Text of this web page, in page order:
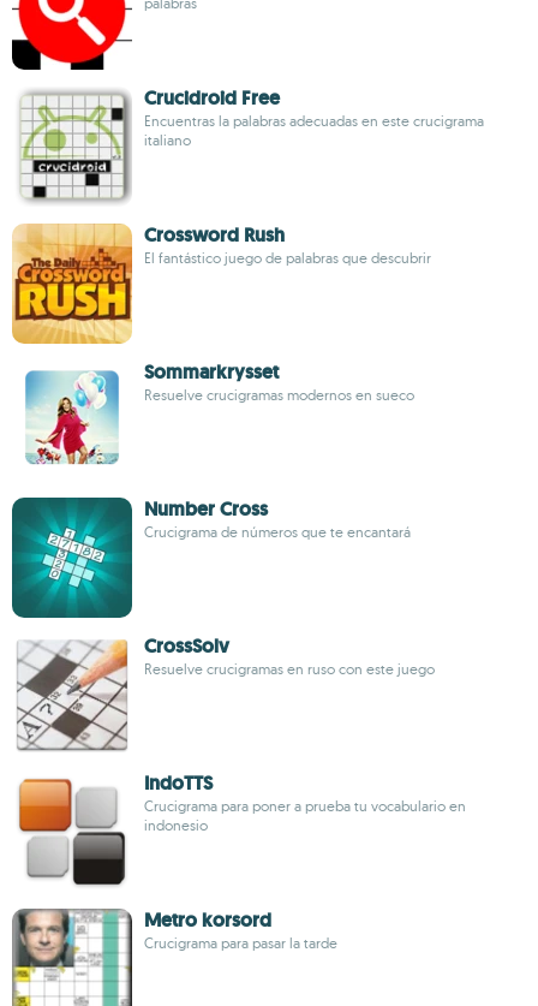
Crucidroid Free
Encuentras la palabras adecuadas en este crucigrama
italiano
Crossword Rush
El fantástico juego de palabras que descubrir
Sommarkrysset
Resuelve crucigramas modernos en sueco
Number Cross
Crucigrama de números que te encantará
CrossSolv
Resuelve crucigramas en ruso con este juego
IndoTTS
Crucigrama para poner a prueba tu vocabulario en
indonesio
Metro korsord
Crucigrama para pasar la tarde